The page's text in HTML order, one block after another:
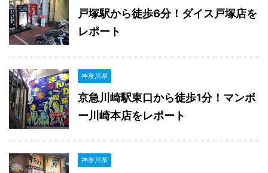
戸塚駅から徒歩6分！ダイス戸塚店を
レポート
神奈川県
京急川崎駅東口から徒歩1分！マンボ
ー川崎本店をレポート
神奈川県